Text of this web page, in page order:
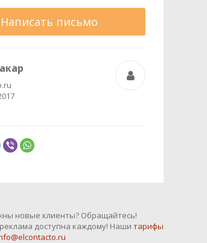
Написать письмо
новые клиенты? Обращайтесь!
доступна каждому! Наши тарифы